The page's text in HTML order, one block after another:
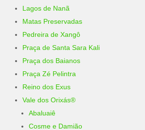
Lagos de Nanã
Matas Preservadas
Pedreira de Xangô
Praça de Santa Sara Kali
Praça dos Baianos
Praça Zé Pelintra
Reino dos Exus
Vale dos Orixás®
Abaluaiê
Cosme e Damião